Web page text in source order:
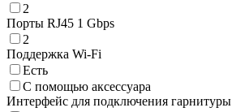
2
Порты RJ45 1 Gbps
2
Поддержка Wi-Fi
Есть
С помощью аксессуара
Интерфейс для подключения гарнитуры